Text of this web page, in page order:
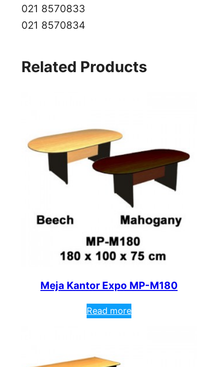
021 8570833
021 8570834
Related Products
Meja Kantor Expo MP-M180
Read more